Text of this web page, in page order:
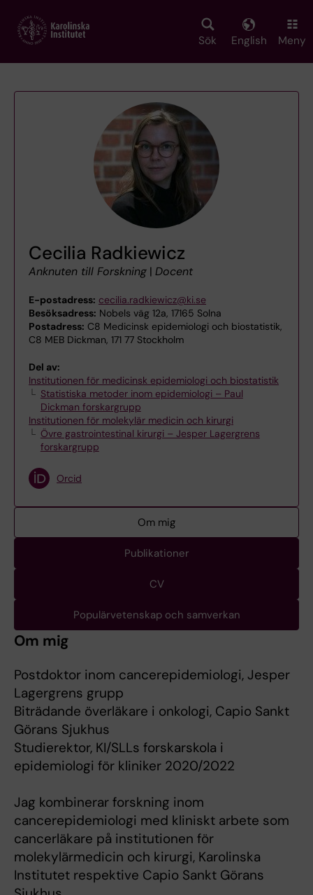
main
Sök English Meny
Cecilia Radkiewicz
Anknuten till Forskning | Docent
E-postadress: cecilia.radkiewicz@ki.se
Besöksadress: Nobels väg 12a, 17165 Solna
Postadress: C8 Medicinsk epidemiologi och biostatistik,
C8 MEB Dickman, 171 77 Stockholm
Del av:
Institutionen för medicinsk epidemiologi och biostatistik
Statistiska metoder inom epidemiologi – Paul
Dickman forskargrupp
Institutionen för molekylär medicin och kirurgi
Övre gastrointestinal kirurgi – Jesper Lagergrens
forskargrupp
Orcid
Om mig
Publikationer
CV
Populärvetenskap och samverkan
Om mig
Postdoktor inom cancerepidemiologi, Jesper
Lagergrens grupp
Biträdande överläkare i onkologi, Capio Sankt
Görans Sjukhus
Studierektor, KI/SLLs forskarskola i
epidemiologi för kliniker 2020/2022
Jag kombinerar forskning inom
cancerepidemiologi med kliniskt arbete som
cancerläkare på institutionen för
molekylärmedicin och kirurgi, Karolinska
Institutet respektive Capio Sankt Görans